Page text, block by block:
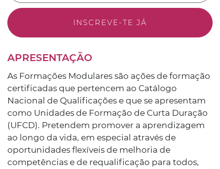
APRESENTAÇÃO
As Formações Modulares são ações de formação
certificadas que pertencem ao Catálogo
Nacional de Qualificações e que se apresentam
como Unidades de Formação de Curta Duração
(UFCD). Pretendem promover a aprendizagem
ao longo da vida, em especial através de
oportunidades flexíveis de melhoria de
competências e de requalificação para todos,
INSCREVE-TE JÁ